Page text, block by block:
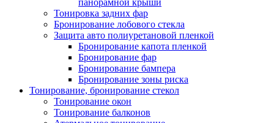
Тонировка задних фар
Бронирование лобового стекла
Защита авто полиуретановой пленкой
Бронирование капота пленкой
Бронирование фар
Бронирование бампера
Бронирование зоны риска
Тонирование, бронирование стекол
Тонирование окон
Тонирование балконов